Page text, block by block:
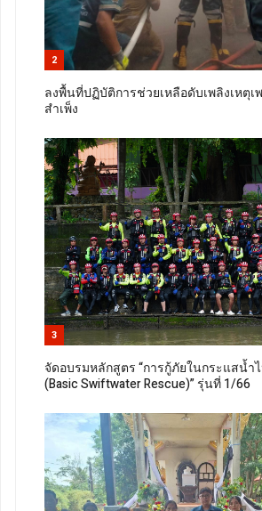
2
ลงพื้นที่ปฏิบัติการช่วยเหลือดับเพลิงเหตุ
สำเพ็ง
3
จัดอบรมหลักสูตร “การกู้ภัยในกระแสน้ำ
(Basic Swiftwater Rescue)” รุ่นที่ 1/66